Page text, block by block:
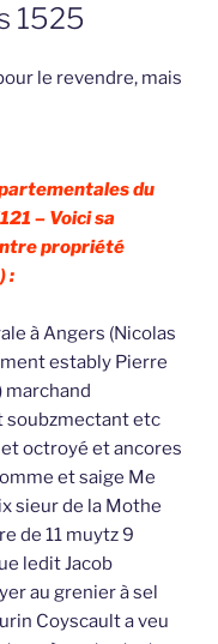
1525
le revendre, mais
du
– Voici sa
propriété
:
à Angers (Nicolas
estably Pierre
marchand
soubzmectant etc
octroyé et ancores
et saige Me
sieur de la Mothe
de 11 muytz 9
ledit Jacob
au grenier à sel
Coyscault a veu